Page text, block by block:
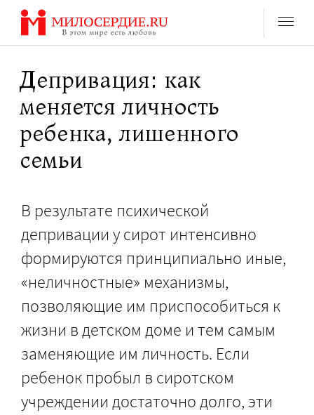
Перейти
содержанию
Депривация: как
меняется личность
ребенка, лишенного
семьи
В результате психической
депривации у сирот интенсивно
формируются принципиально иные,
«неличностные» механизмы,
позволяющие им приспособиться к
жизни в детском доме и тем самым
заменяющие им личность. Если
ребенок пробыл в сиротском
учреждении достаточно долго, эти